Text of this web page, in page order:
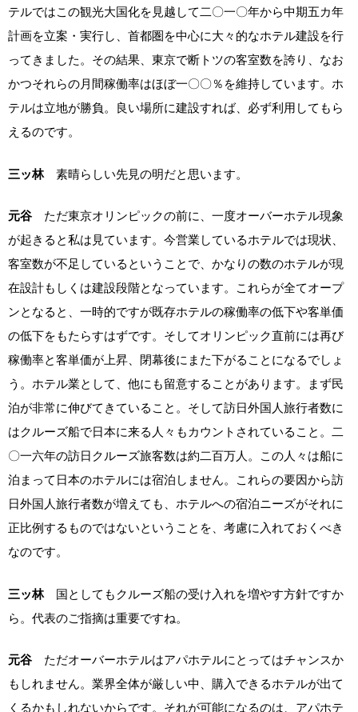
テルではこの観光大国化を見越して二〇一〇年から中期五カ年
計画を立案・実行し、首都圏を中心に大々的なホテル建設を行
ってきました。その結果、東京で断トツの客室数を誇り、なお
かつそれらの月間稼働率はほぼ一〇〇％を維持しています。ホ
テルは立地が勝負。良い場所に建設すれば、必ず利用してもら
えるのです。
三ッ林 素晴らしい先見の明だと思います。
元谷 ただ東京オリンピックの前に、一度オーバーホテル現象
が起きると私は見ています。今営業しているホテルでは現状、
客室数が不足しているということで、かなりの数のホテルが現
在設計もしくは建設段階となっています。これらが全てオープ
ンとなると、一時的ですが既存ホテルの稼働率の低下や客単価
の低下をもたらすはずです。そしてオリンピック直前には再び
稼働率と客単価が上昇、閉幕後にまた下がることになるでしょ
う。ホテル業として、他にも留意することがあります。まず民
泊が非常に伸びてきていること。そして訪日外国人旅行者数に
はクルーズ船で日本に来る人々もカウントされていること。二
〇一六年の訪日クルーズ旅客数は約二百万人。この人々は船に
泊まって日本のホテルには宿泊しません。これらの要因から訪
日外国人旅行者数が増えても、ホテルへの宿泊ニーズがそれに
正比例するものではないということを、考慮に入れておくべき
なのです。
三ッ林 国としてもクルーズ船の受け入れを増やす方針ですか
ら。代表のご指摘は重要ですね。
元谷 ただオーバーホテルはアパホテルにとってはチャンスか
もしれません。業界全体が厳しい中、購入できるホテルが出て
くるかもしれないからです。それが可能になるのは、アパホテ